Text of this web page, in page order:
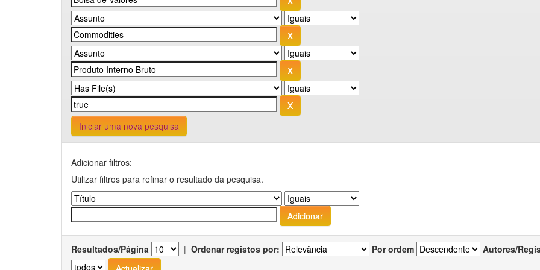
Iniciar uma nova pesquisa
Adicionar filtros:
Utilizar filtros para refinar o resultado da pesquisa.
Resultados/Página | Ordenar registos por: Por ordem Autores/